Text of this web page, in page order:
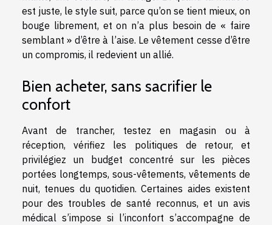
est juste, le style suit, parce qu’on se tient mieux, on
bouge librement, et on n’a plus besoin de « faire
semblant » d’être à l’aise. Le vêtement cesse d’être
un compromis, il redevient un allié.
Bien acheter, sans sacrifier le
confort
Avant de trancher, testez en magasin ou à
réception, vérifiez les politiques de retour, et
privilégiez un budget concentré sur les pièces
portées longtemps, sous-vêtements, vêtements de
nuit, tenues du quotidien. Certaines aides existent
pour des troubles de santé reconnus, et un avis
médical s’impose si l’inconfort s’accompagne de